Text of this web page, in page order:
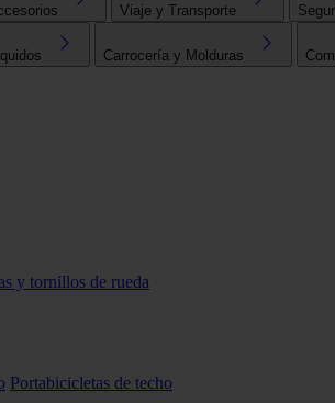
Viaje y Transporte
Carrocería y Molduras
y tornillos de rueda
Portabicicletas de techo